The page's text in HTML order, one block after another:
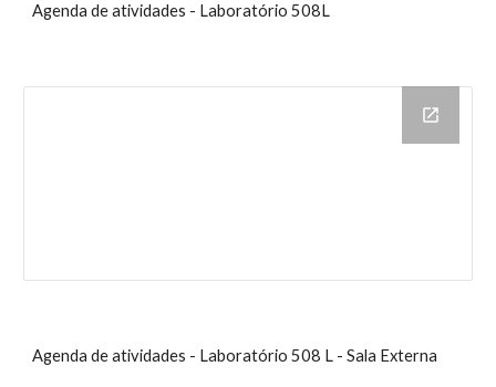
Agenda de atividades - Laboratório 508L
Agenda de atividades - Laboratório 508 L - Sala Externa